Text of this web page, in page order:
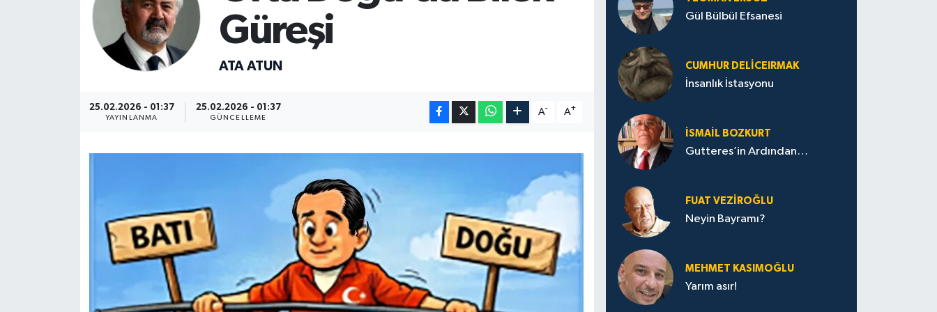
Güreşi
ATA ATUN
25.02.2026 - 01:37
YAYINLANMA
25.02.2026 - 01:37
GÜNCELLEME
A- A+
Gül Bülbül Efsanesi
CUMHUR DELICEIRMAK
İnsanlık İstasyonu
İSMAIL BOZKURT
Gutteres’in Ardından…
FUAT VEZIROĞLU
Neyin Bayramı?
MEHMET KASIMOĞLU
Yarım asır!